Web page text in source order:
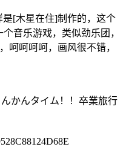
[木星在住]制作的，这个
音乐游戏，类似劲乐团，
呵呵呵呵，画风很不错，
かんタイム！！卒業旅行